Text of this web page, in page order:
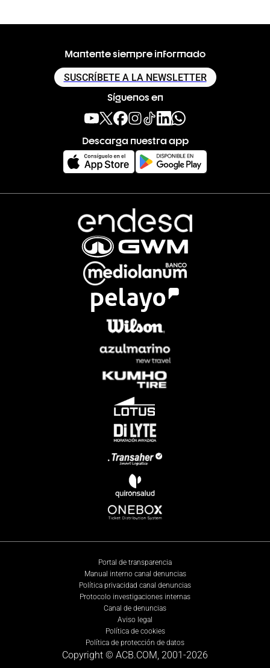
Mantente siempre informado
SUSCRÍBETE A LA NEWSLETTER
Síguenos en
Descarga nuestra app
Portal de transparencia
Manual interno canal denuncias
Política privacidad canal denuncias
Protocolo investigaciones internas
Canal de denuncias
Aviso legal
Política de cookies
Política de protección de datos
Copyright © ACB.COM, 2001-2026